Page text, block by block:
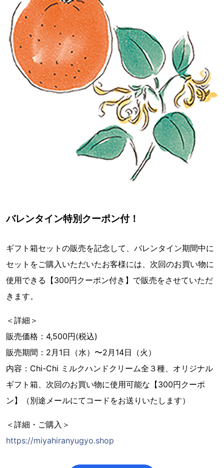
バレンタイン特別クーポン付！
ギフト箱セットの販売を記念して、バレンタイン期間中に
セットをご購入いただいたお客様には、次回のお買い物に
使用できる【300円クーポン付き】で販売をさせていただ
きます。
＜詳細＞
販売価格：4,500円(税込)
販売期間：2月1日（水）〜2月14日（火）
内容：Chi-Chi ミルクハンドクリーム全３種、オリジナル
ギフト箱、次回のお買い物に使用可能な【300円クーポ
ン】（別途メールにてコードをお送りいたします）
＜詳細・ご購入＞
https://miyahiranyugyo.shop